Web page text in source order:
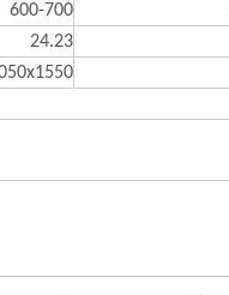
600-700
24.23